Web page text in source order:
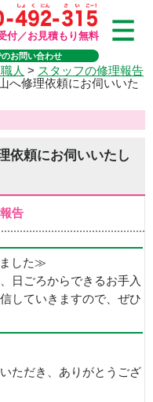
付／お見積もり無料
のお問い合わせ
人 > スタッフの修理報告
へ修理依頼にお伺いいた
依頼にお伺いいたし
告
した≫
日ごろからできるお手入
していきますので、ぜひ
ただき、ありがとうござ